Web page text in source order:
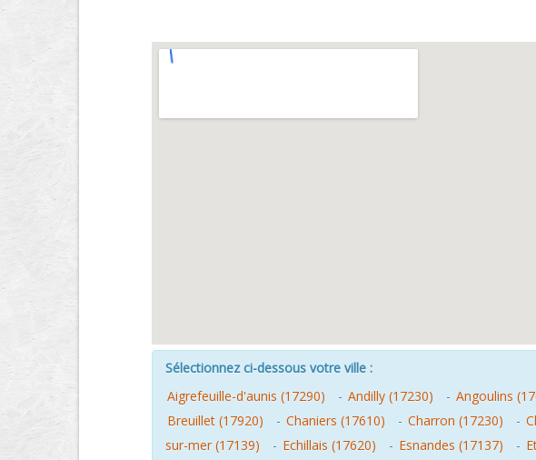
Sélectionnez ci-dessous votre ville :
Aigrefeuille-d'aunis (17290)
- Andilly (17230) - Angoulins
Breuillet (17920)
- Chaniers (17610) - Charron (17230) -
sur-mer (17139)
- Echillais (17620) - Esnandes (17137) -